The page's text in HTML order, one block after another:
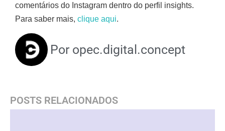
comentários do Instagram dentro do perfil insights.
Para saber mais, clique aqui.
Por opec.digital.concept
POSTS RELACIONADOS